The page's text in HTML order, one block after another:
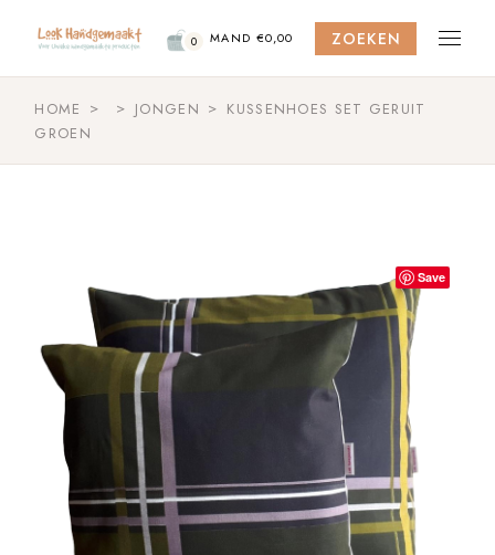
content
0 MAND €0,00 ZOEKEN
HOME JONGEN
KUSSENHOES SET GERUIT
GROEN
Save